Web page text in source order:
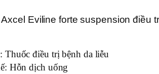
Eviline forte suspension điều
Thuốc điều trị bệnh da liễu
Hỗn dịch uống